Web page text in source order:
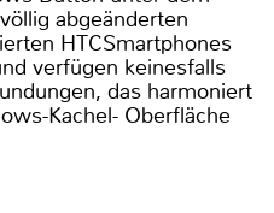
abgeänderten
HTCSmartphones
verfügen keinesfalls
das harmoniert
Kachel- Oberfläche